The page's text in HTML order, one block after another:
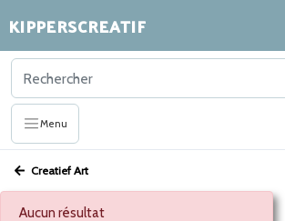
KIPPERSCREATIF
Menu
Creatief Art
Aucun résultat